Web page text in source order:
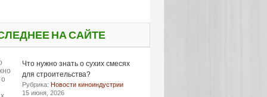
НА САЙТЕ
Что нужно знать о сухих смесях
для строительства?
Рубрика: Новости киноиндустрии
15 июня, 2026